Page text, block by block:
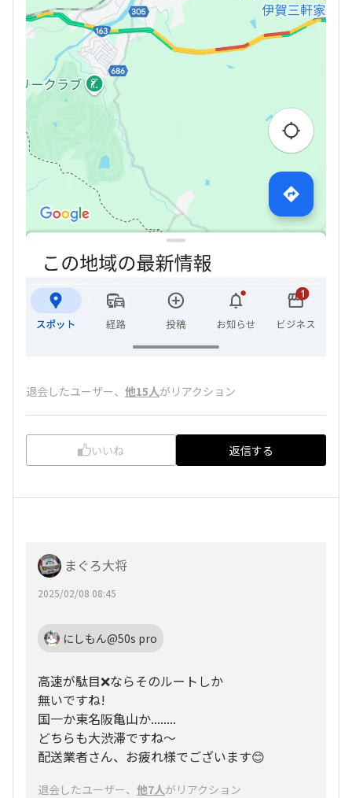
退会したユーザー、 他15人がリアクション
いいね 返信する
まぐろ大将
2025/02/08 08:45
にしもん@50s pro
高速が駄目❌️ならそのルートしか
無いですね!
国一か東名阪亀山か........
どちらも大渋滞ですね～
配送業者さん、お疲れ様でございます😊
退会したユーザー、 他7人がリアクション